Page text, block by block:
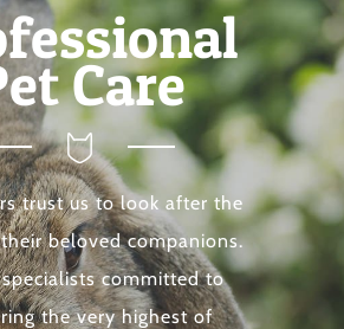
Care
trust us to look after the
beloved companions.
specialists committed to
the very highest of